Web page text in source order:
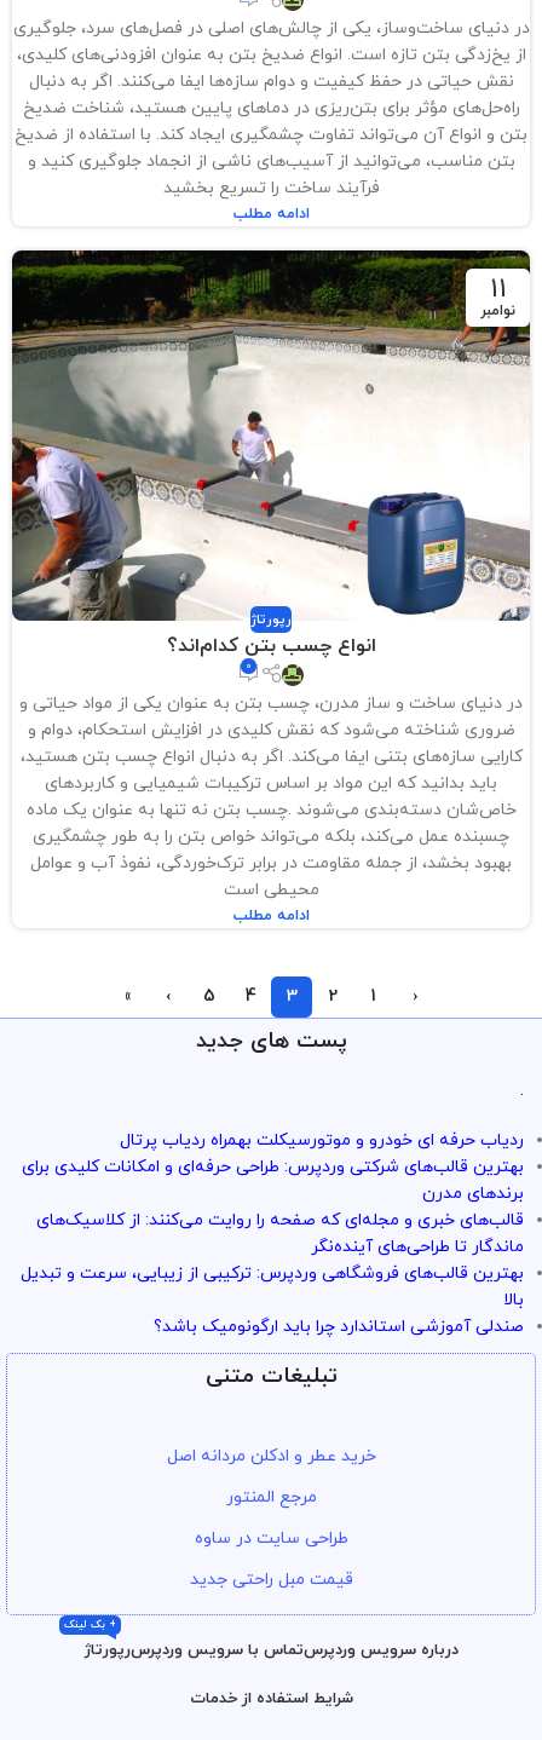
در دنیای ساخت‌وساز، یکی از چالش‌های اصلی در فصل‌های سرد، جلوگیری
از یخ‌زدگی بتن تازه است. انواع ضد‌یخ بتن به عنوان افزودنی‌های کلیدی،
نقش حیاتی در حفظ کیفیت و دوام سازه‌ها ایفا می‌کنند. اگر به دنبال
راه‌حل‌های مؤثر برای بتن‌ریزی در دماهای پایین هستید، شناخت ضد‌یخ
بتن و انواع آن می‌تواند تفاوت چشمگیری ایجاد کند. با استفاده از ضد‌یخ
بتن مناسب، می‌توانید از آسیب‌های ناشی از انجماد جلوگیری کنید و
فرآیند ساخت را تسریع بخشید
ادامه مطلب
11
نوامبر
رپورتاژ
انواع چسب بتن کدام‌اند؟
0
در دنیای ساخت و ساز مدرن، چسب بتن به عنوان یکی از مواد حیاتی و
ضروری شناخته می‌شود که نقش کلیدی در افزایش استحکام، دوام و
کارایی سازه‌های بتنی ایفا می‌کند. اگر به دنبال انواع چسب بتن هستید،
باید بدانید که این مواد بر اساس ترکیبات شیمیایی و کاربردهای
خاص‌شان دسته‌بندی می‌شوند .چسب بتن نه تنها به عنوان یک ماده
چسبنده عمل می‌کند، بلکه می‌تواند خواص بتن را به طور چشمگیری
بهبود بخشد، از جمله مقاومت در برابر ترک‌خوردگی، نفوذ آب و عوامل
محیطی است
ادامه مطلب
‹
1
2
3
4
5
›
»
پست های جدید
.
ردیاب حرفه ای خودرو و موتورسیکلت بهمراه ردیاب پرتال
بهترین قالب‌های شرکتی وردپرس: طراحی حرفه‌ای و امکانات کلیدی برای
برندهای مدرن
قالب‌های خبری و مجله‌ای که صفحه را روایت می‌کنند: از کلاسیک‌های
ماندگار تا طراحی‌های آینده‌نگر
بهترین قالب‌های فروشگاهی وردپرس: ترکیبی از زیبایی، سرعت و تبدیل
بالا
صندلی آموزشی استاندارد چرا باید ارگونومیک باشد؟
تبلیغات متنی
خرید عطر و ادکلن مردانه اصل
مرجع المنتور
طراحی سایت در ساوه
قیمت مبل راحتی جدید
درباره سرویس وردپرستماس با سرویس وردپرسرپورتاژ
+ بک لینک
شرایط استفاده از خدمات